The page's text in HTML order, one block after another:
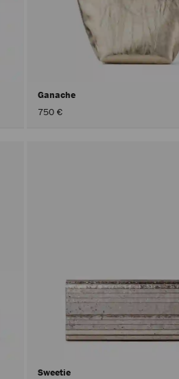
Ganache
750 €
Sweetie